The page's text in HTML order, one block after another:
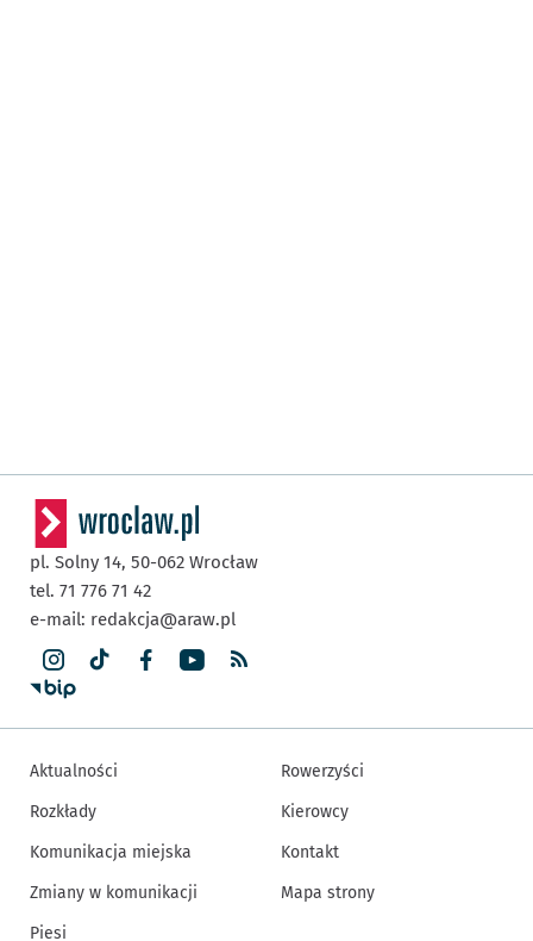
pl. Solny 14, 50-062 Wrocław
tel. 71 776 71 42
e-mail: redakcja@araw.pl
Aktualności
Rozkłady
Komunikacja miejska
Zmiany w komunikacji
Piesi
Rowerzyści
Kierowcy
Kontakt
Mapa strony